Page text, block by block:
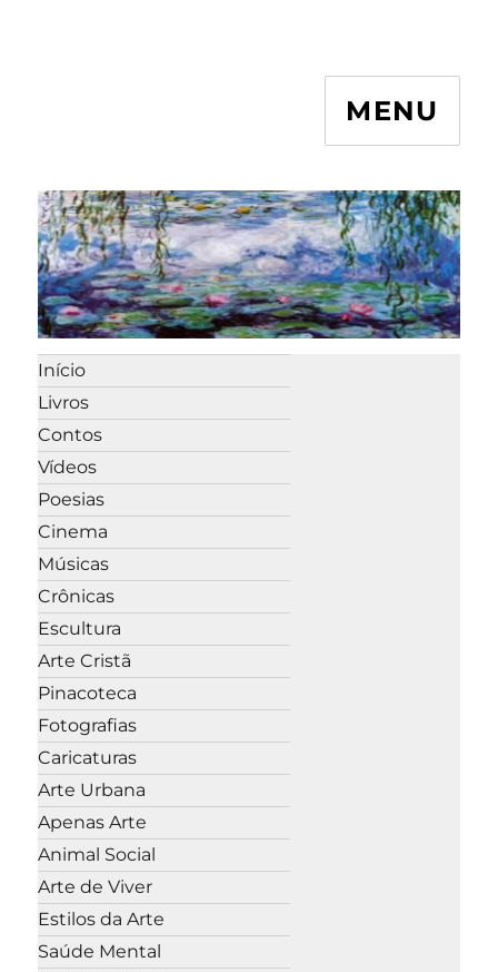
MENU
Início
Livros
Contos
Vídeos
Poesias
Cinema
Músicas
Crônicas
Escultura
Arte Cristã
Pinacoteca
Fotografias
Caricaturas
Arte Urbana
Apenas Arte
Animal Social
Arte de Viver
Estilos da Arte
Saúde Mental